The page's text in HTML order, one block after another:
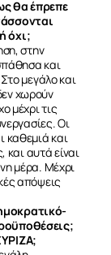
θα έπρεπε
όχι;
στην
και
μεγάλο και
χωρούν
μέχρι τις
Οι
καθεμιά και
και αυτά είναι
μέρα. Μέχρι
απόψεις